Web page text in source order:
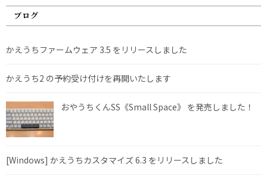
ブログ
かえうちファームウェア 3.5 をリリースしました
かえうち2 の予約受け付けを再開いたします
おやうちくんSS《Small Space》 を発売しました！
[Windows] かえうちカスタマイズ 6.3 をリリースしました